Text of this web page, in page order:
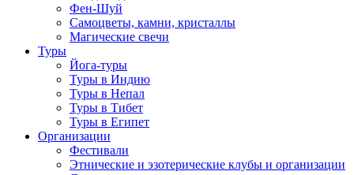
Фен-Шуй
Самоцветы, камни, кристаллы
Магические свечи
Туры
Йога-туры
Туры в Индию
Туры в Непал
Туры в Тибет
Туры в Египет
Организации
Фестивали
Этнические и эзотерические клубы и организации